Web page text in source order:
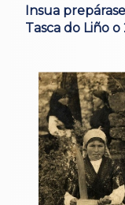
Insua
Tasca do Liño o